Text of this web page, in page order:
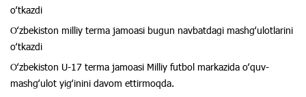
oʻtkazdi
Oʻzbekiston milliy terma jamoasi bugun navbatdagi mashgʻulotlarini
oʻtkazdi
Oʻzbekiston U-17 terma jamoasi Milliy futbol markazida oʻquv-
mashgʻulot yigʻinini davom ettirmoqda.